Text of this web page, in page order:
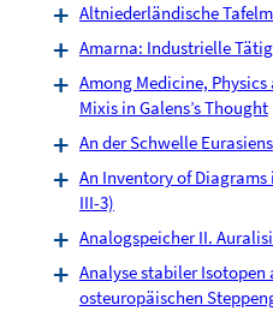
Altniederländische
Amarna: Industrielle
Among Medicine,
Mixis in Galens’s Thought
An der Schwelle Eurasiens
An Inventory of
III-3)
Analogspeicher II.
Analyse stabiler
osteuropäischen